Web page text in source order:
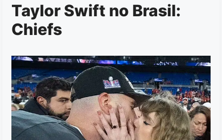
Taylor Swift no Brasil:
Chiefs